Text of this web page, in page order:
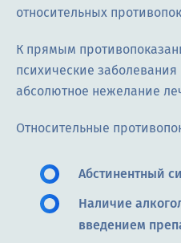
относительных
К прямым
психические
абсолютное нежелание
Относительные
Абстинентный
Наличие
введением